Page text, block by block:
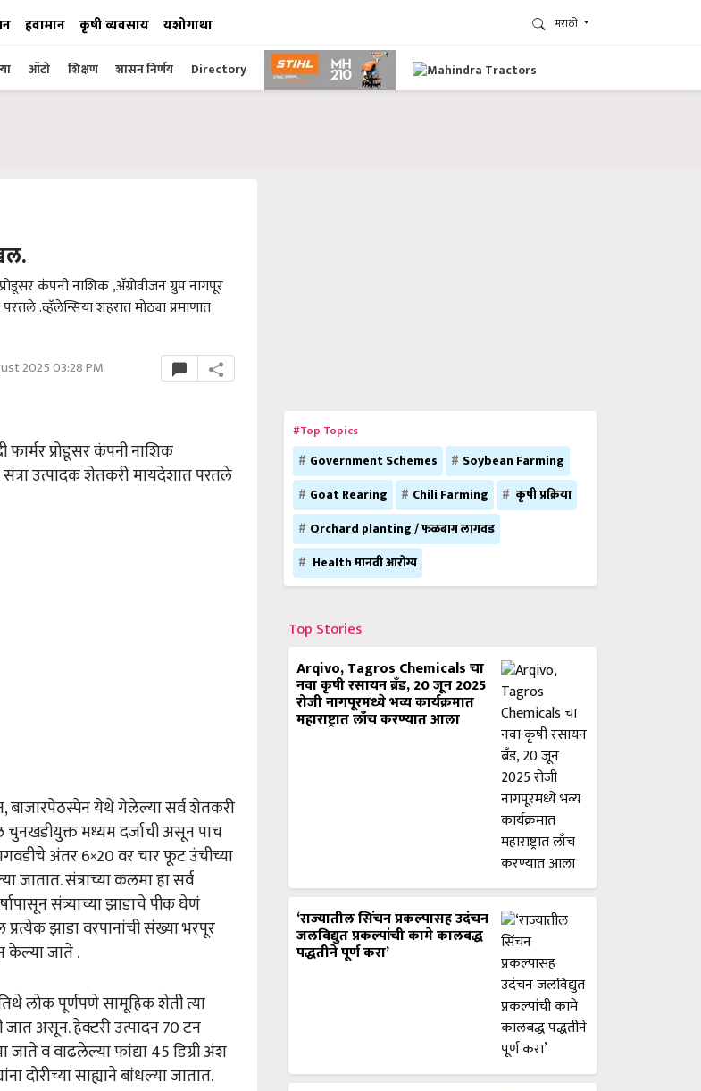
हवामान कृषी व्यवसाय यशोगाथा मराठी
ऑटो शिक्षण शासन निर्णय Directory
कंपनी नाशिक ,ॲग्रोवीजन ग्रुप नागपूर
.व्हॅलेन्सिया शहरात मोठ्या प्रमाणात
2025 03:28 PM
फार्मर प्रोडूसर कंपनी नाशिक
संत्रा उत्पादक शेतकरी मायदेशात परतले
बाजारपेठस्पेन येथे गेलेल्या सर्व शेतकरी
चुनखडीयुक्त मध्यम दर्जाची असून पाच
अंतर 6×20 वर चार फूट उंचीच्या
संत्राच्या कलमा हा सर्व
संत्र्याच्या झाडाचे पीक घेणं
झाडा वरपानांची संख्या भरपूर
केल्या जाते .
लोक पूर्णपणे सामूहिक शेती त्या
जात असून. हेक्टरी उत्पादन 70 टन
जाते व वाढलेल्या फांद्या 45 डिग्री अंश
साह्याने बांधल्या जातात.
#Top Topics
Government Schemes
Soybean Farming
Goat Rearing
Chili Farming
कृषी प्रक्रिया
Orchard planting / फळबाग लागवड
Health मानवी आरोग्य
Top Stories
Arqivo, Tagros Chemicals चा
नवा कृषी रसायन ब्रँड, 20 जून 2025
रोजी नागपूरमध्ये भव्य कार्यक्रमात
महाराष्ट्रात लाँच करण्यात आला
‘राज्यातील सिंचन प्रकल्पासह उदंचन
जलविद्युत प्रकल्पांची कामे कालबद्ध
पद्धतीने पूर्ण करा’